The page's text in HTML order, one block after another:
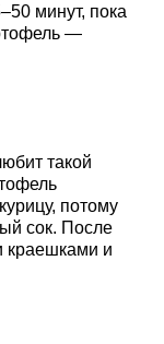
минут, пока
—
такой
потому
сок. После
краешками и